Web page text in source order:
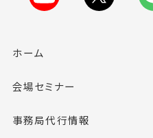
ホーム
会場セミナー
事務局代行情報